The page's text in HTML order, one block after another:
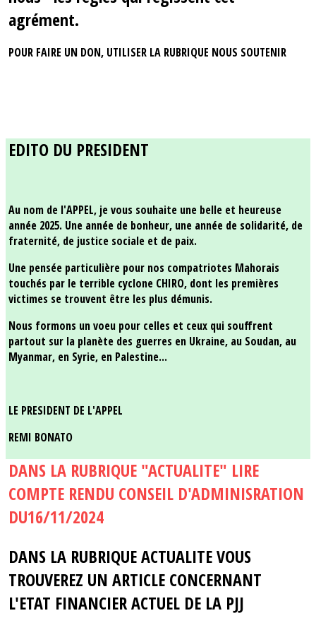
agrément.
POUR FAIRE UN DON, UTILISER LA RUBRIQUE NOUS SOUTENIR
EDITO DU PRESIDENT
Au nom de l'APPEL, je vous souhaite une belle et heureuse
année 2025. Une année de bonheur, une année de solidarité, de
fraternité, de justice sociale et de paix.
Une pensée particulière pour nos compatriotes Mahorais
touchés par le terrible cyclone CHIRO, dont les premières
victimes se trouvent être les plus démunis.
Nous formons un voeu pour celles et ceux qui souffrent
partout sur la planète des guerres en Ukraine, au Soudan, au
Myanmar, en Syrie, en Palestine...
LE PRESIDENT DE L'APPEL
REMI BONATO
DANS LA RUBRIQUE "ACTUALITE" LIRE
COMPTE RENDU CONSEIL D'ADMINISRATION
DU16/11/2024
DANS LA RUBRIQUE ACTUALITE VOUS
TROUVEREZ UN ARTICLE CONCERNANT
L'ETAT FINANCIER ACTUEL DE LA PJJ